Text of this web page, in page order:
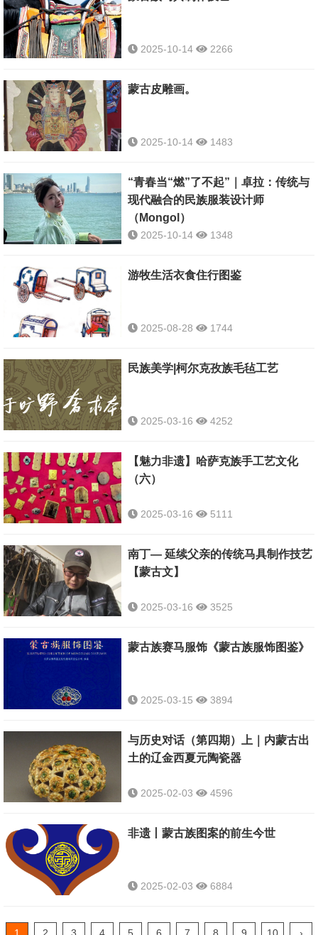
2025-10-14 2266
蒙古皮雕画。
2025-10-14 1483
“青春当“燃”了不起”｜卓拉：传统与
现代融合的民族服装设计师
（Mongol）
2025-10-14 1348
游牧生活衣食住行图鉴
2025-08-28 1744
民族美学|柯尔克孜族毛毡工艺
2025-03-16 4252
【魅力非遗】哈萨克族手工艺文化
（六）
2025-03-16 5111
南丁— 延续父亲的传统马具制作技艺
【蒙古文】
2025-03-16 3525
蒙古族赛马服饰《蒙古族服饰图鉴》
2025-03-15 3894
与历史对话（第四期）上｜内蒙古出
土的辽金西夏元陶瓷器
2025-02-03 4596
非遗丨蒙古族图案的前生今世
2025-02-03 6884